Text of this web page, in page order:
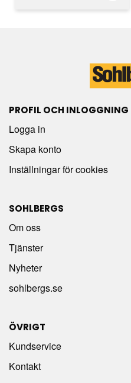
PROFIL OCH INLOGGNING
Logga in
Skapa konto
Inställningar för cookies
SOHLBERGS
Om oss
Tjänster
Nyheter
sohlbergs.se
ÖVRIGT
Kundservice
Kontakt